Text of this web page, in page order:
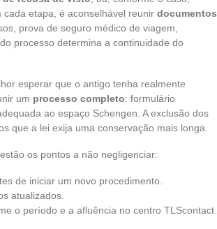
cada etapa, é aconselhável reunir documentos
prova de seguro médico de viagem,
processo determina a continuidade do
esperar que o antigo tenha realmente
um processo completo: formulário
ao espaço Schengen. A exclusão dos
que a lei exija uma conservação mais longa.
os pontos a não negligenciar:
de iniciar um novo procedimento.
atualizados.
o período e a afluência no centro TLScontact.